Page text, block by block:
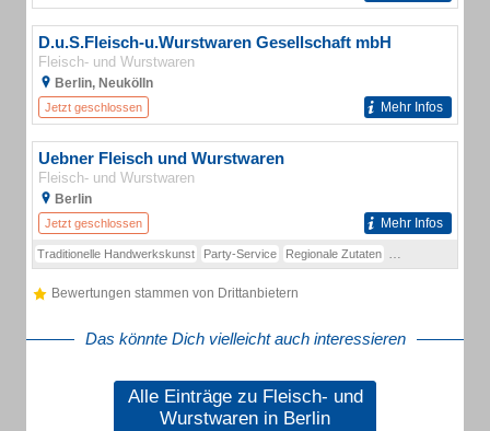
D.u.S.Fleisch-u.Wurstwaren Gesellschaft mbH
Fleisch- und Wurstwaren
Berlin, Neukölln
Jetzt geschlossen Mehr Infos
Uebner Fleisch und Wurstwaren
Fleisch- und Wurstwaren
Berlin
Jetzt geschlossen Mehr Infos
Traditionelle Handwerkskunst Party-Service Regionale Zutaten
Bewertungen stammen von Drittanbietern
Das könnte Dich vielleicht auch interessieren
Alle Einträge zu Fleisch- und
Wurstwaren in Berlin